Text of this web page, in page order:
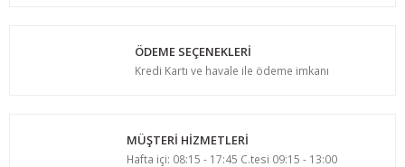
ÖDEME SEÇENEKLERİ
Kredi Kartı ve havale ile ödeme imkanı
MÜŞTERİ HİZMETLERİ
Hafta içi: 08:15 - 17:45 C.tesi 09:15 - 13:00